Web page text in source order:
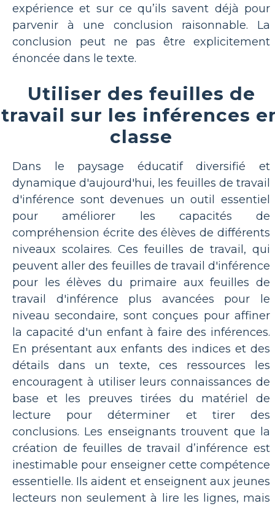
expérience et sur ce qu’ils savent déjà pour
parvenir à une conclusion raisonnable. La
conclusion peut ne pas être explicitement
énoncée dans le texte.
Utiliser des feuilles de
travail sur les inférences
classe
Dans le paysage éducatif diversifié et
dynamique d'aujourd'hui, les feuilles de travail
d'inférence sont devenues un outil essentiel
pour améliorer les capacités de
compréhension écrite des élèves de différents
niveaux scolaires. Ces feuilles de travail, qui
peuvent aller des feuilles de travail d'inférence
pour les élèves du primaire aux feuilles de
travail d'inférence plus avancées pour le
niveau secondaire, sont conçues pour affiner
la capacité d'un enfant à faire des inférences.
En présentant aux enfants des indices et des
détails dans un texte, ces ressources les
encouragent à utiliser leurs connaissances de
base et les preuves tirées du matériel de
lecture pour déterminer et tirer des
conclusions. Les enseignants trouvent que la
création de feuilles de travail d’inférence est
inestimable pour enseigner cette compétence
essentielle. Ils aident et enseignent aux jeunes
lecteurs non seulement à lire les lignes, mais